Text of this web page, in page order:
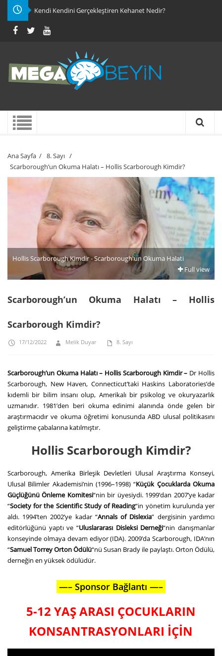
Kendi Kendini Gerçekleştiren Kehanet Nedir?
Ana Sayfa / 8. Sayı /
Scarborough’un Okuma Halatı – Hollis Scarborough Kimdir?
Hollis Scarborough Kimdir - Scarborough'un Okuma Halati
Full view
Scarborough’un Okuma Halatı – Hollis
Scarborough Kimdir?
17/12/2022 Melik Duyar 8. Sayı
Scarborough’un Okuma Halatı – Hollis Scarborough Kimdir – Dr Hollis
Scarborough, New Haven, Connecticut’taki Haskins Laboratories’de
kıdemli bir bilim insanı olup, Amerikalı bir psikolog ve okuryazarlık
uzmanıdır. 1981’den beri okuma edinimi alanında önde gelen bir
araştırmacıdır ve okuma öğretimi konusunda ABD ulusal politikasını
geliştirme çabalarına katılmıştır.
Hollis Scarborough Kimdir?
Scarborough, Amerika Birleşik Devletleri Ulusal Araştırma Konseyi,
Ulusal Bilimler Akademisi’nin (1996–1998) “Küçük Çocuklarda Okuma
Güçlüğünü Önleme Komitesi“nin bir üyesiydi. 1999’dan 2007’ye kadar
“Society for the Scientific Study of Reading“in yönetim kurulunda yer
aldı. 1994’ten 2002’ye kadar “Annals of Dislexia” dergisinin yardımcı
editörlüğünü yaptı ve “Uluslararası Disleksi Derneği“nin danışmanlar
konseyinde olmaya devam ediyor (IDA). 2009’da Scarborough, IDA’nın
“Samuel Torrey Orton Ödülü“nü Susan Brady ile paylaştı. Orton Ödülü,
derneğin en yüksek ödülüdür.
—– Sponsor Bağlantı —–
5-12 YAŞ ARASI ÇOCUKLARIN
KONSANTRASYONLARI İÇİN